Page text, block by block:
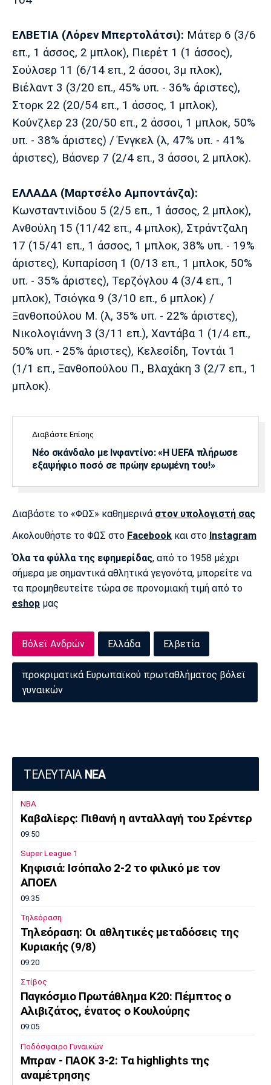
ΕΛΒΕΤΙΑ (Λόρεν Μπερτολάτσι): Μάτερ 6 (3/6
επ., 1 άσσος, 2 μπλοκ), Πιερέτ 1 (1 άσσος),
Σούλσερ 11 (6/14 επ., 2 άσσοι, 3μ πλοκ),
Βιέλαντ 3 (3/20 επ., 45% υπ. - 36% άριστες),
Στορκ 22 (20/54 επ., 1 άσσος, 1 μπλοκ),
Κούνζλερ 23 (20/50 επ., 2 άσσοι, 1 μπλοκ, 50%
υπ. - 38% άριστες) / Ένγκελ (λ, 47% υπ. - 41%
άριστες), Βάσνερ 7 (2/4 επ., 3 άσσοι, 2 μπλοκ).
ΕΛΛΑΔΑ (Μαρτσέλο Αμποντάνζα):
Κωνσταντινίδου 5 (2/5 επ., 1 άσσος, 2 μπλοκ),
Ανθούλη 15 (11/42 επ., 4 μπλοκ), Στράντζαλη
17 (15/41 επ., 1 άσσος, 1 μπλοκ, 38% υπ. - 19%
άριστες), Κυπαρίσση 1 (0/13 επ., 1 μπλοκ, 50%
υπ. - 35% άριστες), Τερζόγλου 4 (3/4 επ., 1
μπλοκ), Τσιόγκα 9 (3/10 επ., 6 μπλοκ) /
Ξανθοπούλου Μ. (λ, 35% υπ. - 22% άριστες),
Νικολογιάννη 3 (3/11 επ.), Χαντάβα 1 (1/4 επ.,
50% υπ. - 25% άριστες), Κελεσίδη, Τοντάι 1
(1/1 επ., Ξανθοπούλου Π., Βλαχάκη 3 (2/7 επ., 1
μπλοκ).
Διαβάστε Επίσης
Νέο σκάνδαλο με Ινφαντίνο: «Η UEFA πλήρωσε
εξαψήφιο ποσό σε πρώην ερωμένη του!»
Διαβάστε το «ΦΩΣ» καθημερινά στον υπολογιστή σας
Ακολουθήστε το ΦΩΣ στο Facebook και στο Instagram
Όλα τα φύλλα της εφημερίδας, από το 1958 μέχρι
σήμερα με σημαντικά αθλητικά γεγονότα, μπορείτε να
τα προμηθευτείτε τώρα σε προνομιακή τιμή από το
eshop μας
Βόλεϊ Ανδρών Ελλάδα Ελβετία
προκριματικά Ευρωπαϊκού πρωταθλήματος βόλεϊ
γυναικών
ΤΕΛΕΥΤΑΙΑ ΝΕΑ
NBA
Καβαλίερς: Πιθανή η ανταλλαγή του Σρέντερ
09:50
Super League 1
Κηφισιά: Ισόπαλο 2-2 το φιλικό με τον
ΑΠΟΕΛ
09:35
Τηλεόραση
Τηλεόραση: Οι αθλητικές μεταδόσεις της
Κυριακής (9/8)
09:20
Στίβος
Παγκόσμιο Πρωτάθλημα Κ20: Πέμπτος ο
Αλιβιζάτος, ένατος ο Κουλούρης
09:05
Ποδόσφαιρο Γυναικών
Μπραν - ΠΑΟΚ 3-2: Τα highlights της
αναμέτρησης